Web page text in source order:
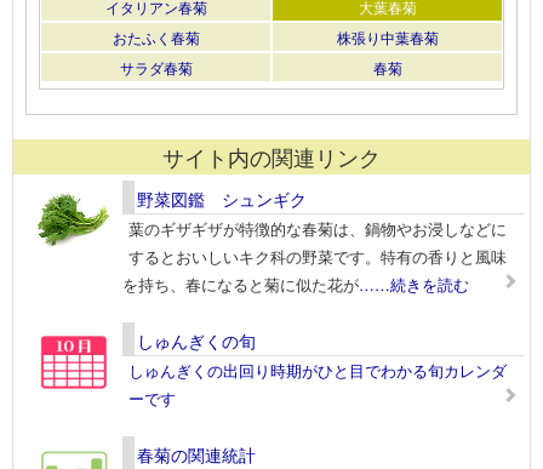
イタリアン春菊
大葉春菊
おたふく春菊
株張り中葉春菊
サラダ春菊
春菊
サイト内の関連リンク
野菜図鑑 シュンギク
葉のギザギザが特徴的な春菊は、鍋物やお浸しなどに
するとおいしいキク科の野菜です。特有の香りと風味
を持ち、春になると菊に似た花が……続きを読む
しゅんぎくの旬
しゅんぎくの出回り時期がひと目でわかる旬カレンダ
ーです
春菊の関連統計